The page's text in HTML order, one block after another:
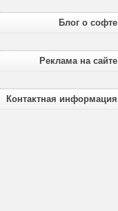
Блог о софте
Реклама на сайте
Контактная информация